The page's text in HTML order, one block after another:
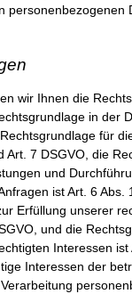
personenbezogenen
wir Ihnen die
in der
für
Art. 7 DSGVO, die
und
ist Art. 6 Abs.
Erfüllung unserer
und die
Interessen ist
Interessen der